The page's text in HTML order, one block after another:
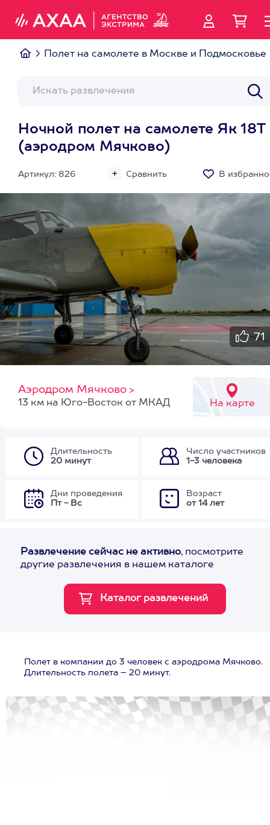
Полет на самолете в Москве и Подмосковье
Ночной полет на самолете Як 18Т
(аэродром Мячково)
Артикул: 826 Сравнить В
71
Аэродром Мячково >
На карте
13 км на Юго-Восток от МКАД
Длительность
20 минут
Число участников
1-3 человека
Дни проведения
Пт - Вс
Возраст
от 14 лет
Развлечение сейчас не активно, посмотрите
другие развлечения в нашем каталоге
Полет в компании до 3 человек с аэродрома Мячково.
Длительность полета – 20 минут.